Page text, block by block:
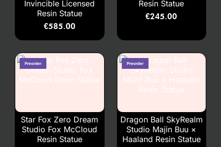
Invincible Licensed
Resin Statue
€585.00
Resin Statue
€245.00
Star Fox Zero Dream
Studio Fox McCloud
Resin Statue
Dragon Ball SkyRealm
Studio Majin Buu ×
Haaland Resin Statue